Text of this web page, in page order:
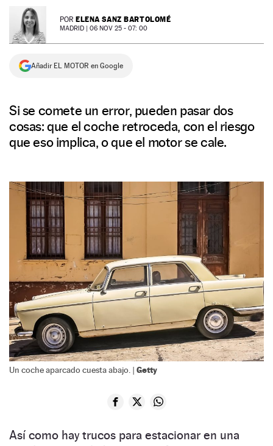
NEWSLETTER POR ELENA SANZ BARTOLOMÉ
MADRID | 06 NOV 25 - 07: 00
Añadir EL MOTOR en Google
Si se comete un error, pueden pasar dos
cosas: que el coche retroceda, con el riesgo
que eso implica, o que el motor se cale.
Un coche aparcado cuesta abajo. | Getty
Así como hay trucos para estacionar en una